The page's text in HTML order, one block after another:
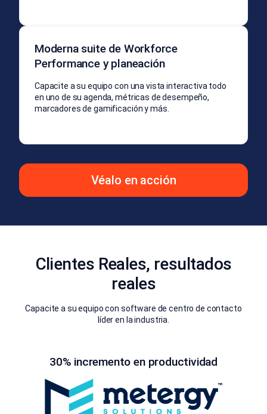
Moderna suite de Workforce
Performance y planeación
Capacite a su equipo con una vista interactiva todo
en uno de su agenda, métricas de desempeño,
marcadores de gamificación y más.
Véalo en acción
Clientes Reales, resultados
reales
Capacite a su equipo con software de centro de contacto
líder en la industria.
30% incremento en productividad